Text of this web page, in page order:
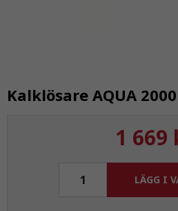
Kalklösare AQUA
1 669
LÄGG I